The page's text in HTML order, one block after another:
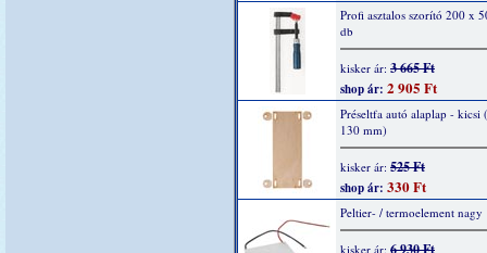
Profi asztalos szorító 200 x
db
kisker ár: 3 665 Ft
shop ár: 2 905 Ft
Préseltfa autó alaplap - kicsi
130 mm)
kisker ár: 525 Ft
shop ár: 330 Ft
Peltier- / termoelement nagy
kisker ár: 6 930 Ft